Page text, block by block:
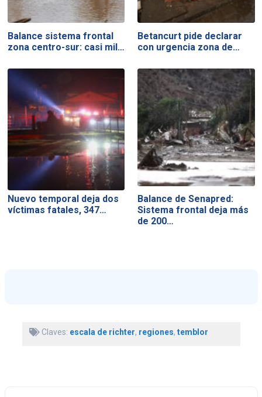
Balance sistema frontal
zona centro-sur: casi mil…
Betancurt pide declarar
con urgencia zona de…
Nuevo temporal deja dos
víctimas fatales, 347…
Balance de Senapred:
Sistema frontal deja más
de 200…
Claves: escala de richter, regiones, temblor